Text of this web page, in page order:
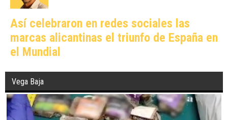
Así celebraron en redes sociales las
marcas alicantinas el triunfo de España en
el Mundial
Vega Baja